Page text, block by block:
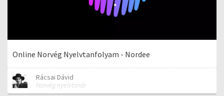
Online Norvég Nyelvtanfolyam - Nordee
Rácsai Dávid
Norvég nyelvtanár